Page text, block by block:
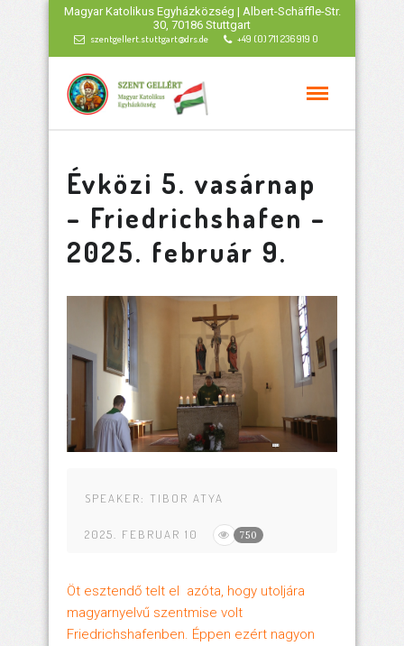
Magyar Katolikus Egyházközség | Albert-Schäffle-Str.
30, 70186 Stuttgart
szentgellert.stuttgart@drs.de +49 (0) 711 236 919 0
Évközi 5. vasárnap
– Friedrichshafen –
2025. február 9.
SPEAKER: TIBOR ATYA
2025. FEBRUAR 10 750
Öt esztendő telt el azóta, hogy utoljára
magyarnyelvű szentmise volt
Friedrichshafenben. Éppen ezért nagyon